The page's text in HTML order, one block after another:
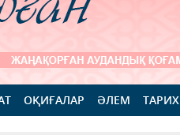
ОҚИҒАЛАР ӘЛЕМ ТАРИХ